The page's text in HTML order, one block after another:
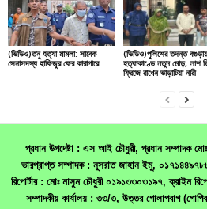
(ভিডিও)তনু হত্যা মামলা: সাবেক
সেনাসদস্য হাফিজুর ফের কারাগারে
(ভিডিও)পুলিশের তদন্ত
হত্যাকাণ্ডে নতুন মোড়, লাশ
ফ্রিজে রাখেন ভাড়াটিয়া নারী
প্রধান উপদেষ্টা : এস আই চৌধুরী, প্রধান সম্পাদক
ভারপ্রাপ্ত সম্পাদক : নূসরাত জাহান ইমু,
রিপোর্টার : মোঃ মাসুম চৌধুরী ০১৯১৩৩০৩১৯৭, ক্রাইম
সম্পাদকীয় কার্যালয় : ৩৩/৩, উত্তর গোলাপবাগ